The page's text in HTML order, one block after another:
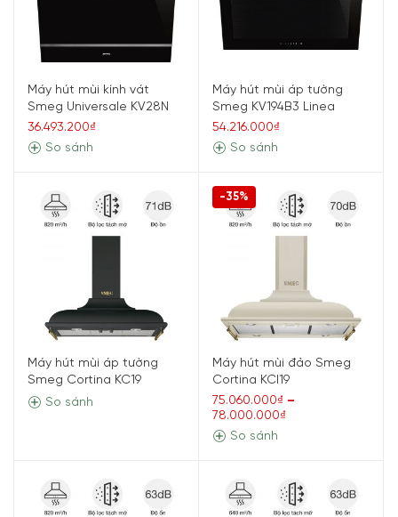
Máy hút mùi kính vát
Smeg Universale KV28N
36.493.200₫
So sánh
Máy hút mùi áp tường
Smeg KV194B3 Linea
54.216.000₫
So sánh
Máy hút mùi áp tường
Smeg Cortina KC19
So sánh
-35%
Máy hút mùi đảo Smeg
Cortina KCI19
75.060.000₫ –
78.000.000₫
So sánh